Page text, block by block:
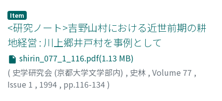
俗派勢力を取り込もうとする。世俗派の教師に対する二つ
のヴィシーの対応をめぐる考察は、右翼政権としてのヴィ
シー政権が、一貫して教権的であったという見解に修正を
迫るものとなろう。
Item
<研究ノート>吉野山村における近世前期の耕
地経営 : 川上郷井戸村を事例として
shirin_077_1_116.pdf(1.13 MB)
( 史学研究会 (京都大学文学部内) , 史林 , Volume 77 ,
Issue 1 , 1994 , pp.116-134)